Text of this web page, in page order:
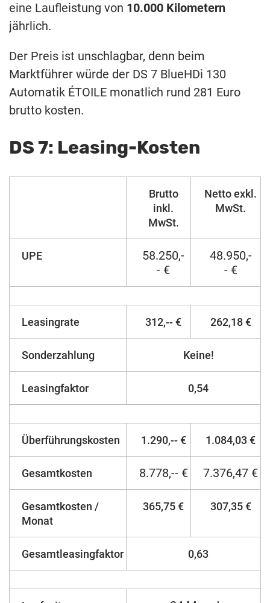
eine Laufleistung von 10.000 Kilometern
jährlich.
Der Preis ist unschlagbar, denn beim
Marktführer würde der DS 7 BlueHDi 130
Automatik ÉTOILE monatlich rund 281 Euro
brutto kosten.
DS 7: Leasing-Kosten
Brutto
inkl.
MwSt.
Netto exkl.
MwSt.
UPE
58.250,-
- €
48.950,-
- €
Leasingrate 312,-- € 262,18 €
Sonderzahlung Keine!
Leasingfaktor 0,54
Überführungskosten 1.290,-- € 1.084,03 €
Gesamtkosten 8.778,-- € 7.376,47 €
Gesamtkosten /
Monat
365,75 € 307,35 €
Gesamtleasingfaktor 0,63